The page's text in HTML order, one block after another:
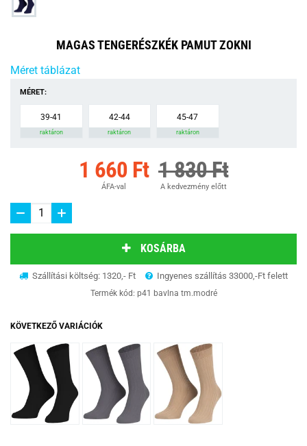
MAGAS TENGERÉSZKÉK PAMUT ZOKNI
Méret táblázat
MÉRET:
39-41
raktáron
42-44
raktáron
45-47
raktáron
1 660 Ft
ÁFA-val
1 830 Ft
A kedvezmény előtt
KOSÁRBA
Szállítási költség: 1320,- Ft Ingyenes szállítás 33000,-Ft felett
Termék kód: p41 bavlna tm.modré
KÖVETKEZŐ VARIÁCIÓK